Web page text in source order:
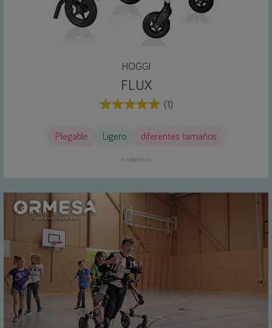
HOGGI
FLUX
(1)
Plegable Ligero diferentes tamaños
Andadores